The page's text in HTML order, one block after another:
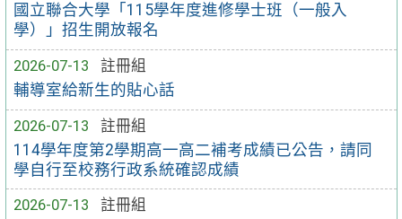
國立聯合大學「115學年度進修學士班（一般入
學）」招生開放報名
2026-07-13
註冊組
輔導室給新生的貼心話
2026-07-13
註冊組
114學年度第2學期高一高二補考成績已公告，請同
學自行至校務行政系統確認成績
2026-07-13
註冊組